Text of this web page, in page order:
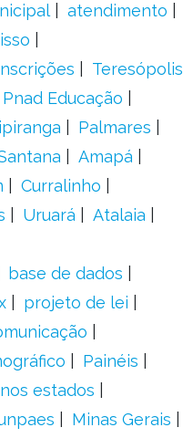
atendimento
Teresópolis
Pnad Educação
Palmares
Amapá
Curralinho
Uruará
Atalaia
base de dados
projeto de lei
Painéis
estados
Minas Gerais